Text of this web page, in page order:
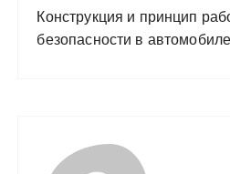
Конструкция и принцип
безопасности в автомобиле